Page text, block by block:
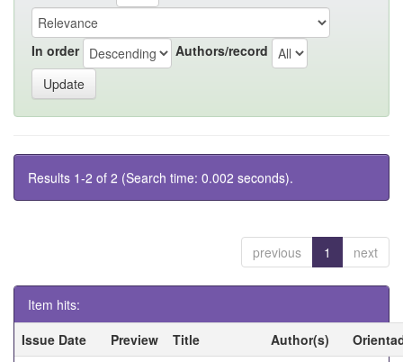
In order Authors/record
Results 1-2 of 2 (Search time: 0.002 seconds).
previous 1 next
Item hits:
Issue Date
Preview Title Author(s)